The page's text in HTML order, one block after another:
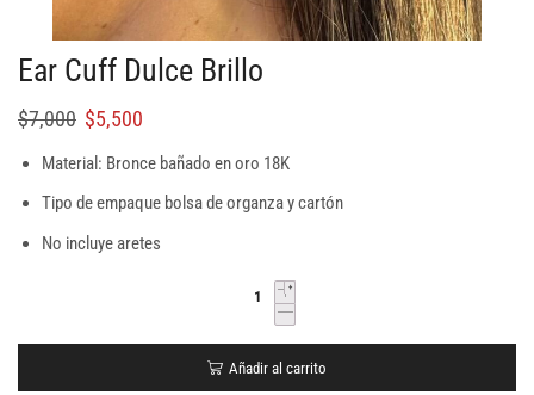
Ear Cuff Dulce Brillo
$7,000 $5,500
Material: Bronce bañado en oro 18K
Tipo de empaque bolsa de organza y cartón
No incluye aretes
Añadir al carrito